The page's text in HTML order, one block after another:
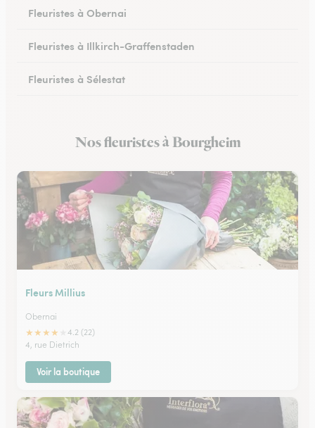
Fleuristes à Obernai
Fleuristes à Illkirch-Graffenstaden
Fleuristes à Sélestat
Fleuristes à Lingolsheim
Nos fleuristes à Bourgheim
Fleurs Millius
Obernai
★★★★
4.2 (22)
4, rue Dietrich
Voir la boutique